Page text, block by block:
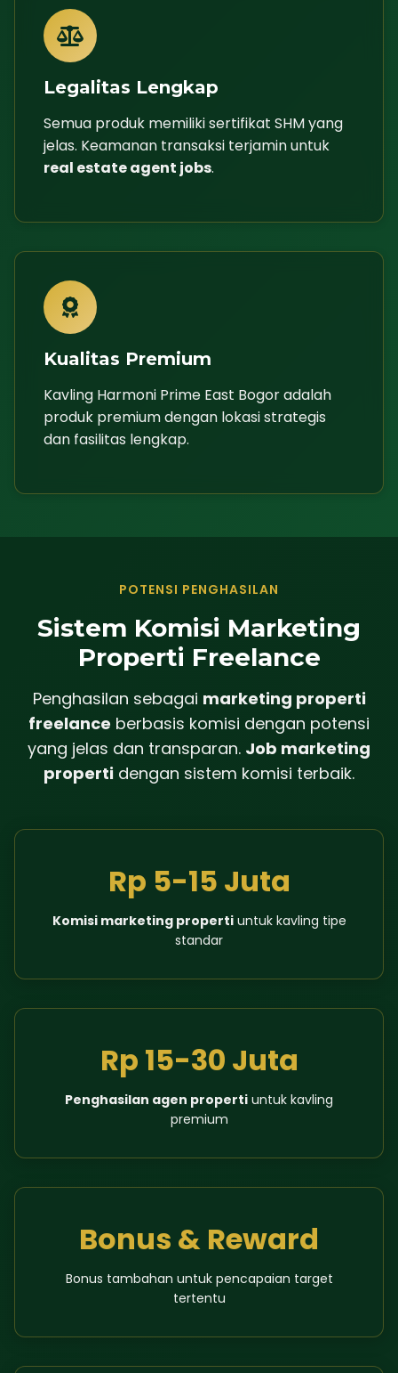
Legalitas Lengkap
Semua produk memiliki sertifikat SHM yang
jelas. Keamanan transaksi terjamin untuk
real estate agent jobs.
Kualitas Premium
Kavling Harmoni Prime East Bogor adalah
produk premium dengan lokasi strategis
dan fasilitas lengkap.
POTENSI PENGHASILAN
Sistem Komisi Marketing
Properti Freelance
Penghasilan sebagai marketing properti
freelance berbasis komisi dengan potensi
yang jelas dan transparan. Job marketing
properti dengan sistem komisi terbaik.
Rp 5-15 Juta
Komisi marketing propertiuntuk kavling tipe
standar
Rp 15-30 Juta
Penghasilan agen properti untuk kavling
premium
Bonus & Reward
Bonus tambahan untuk pencapaian target
tertentu